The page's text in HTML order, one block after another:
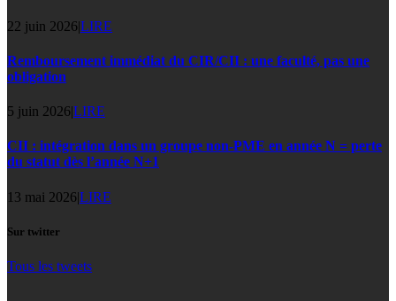
22 juin 2026|LIRE
Remboursement immédiat du CIR/CII : une faculté, pas une
obligation
5 juin 2026|LIRE
CII : intégration dans un groupe non-PME en année N = perte
du statut dès l’année N+1
13 mai 2026|LIRE
Sur twitter
Tous les tweets